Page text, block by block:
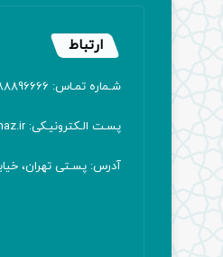
ارتباط
شـماره تمـاس: 02188896666 نمابر: 02188905150
پسـت الـکترونیـکی: info[at]namaz.ir
آدرس: پسـتی تهران، خیابان